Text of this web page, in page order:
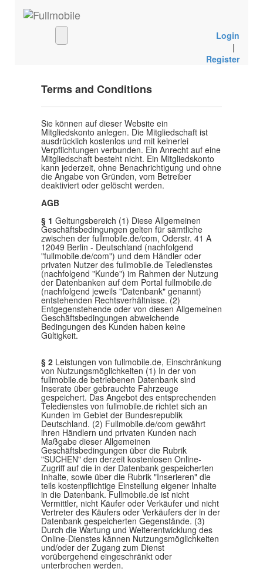
Login
|
Register
Terms and Conditions
Sie können auf dieser Website ein
Mitgliedskonto anlegen. Die Mitgliedschaft ist
ausdrücklich kostenlos und mit keinerlei
Verpflichtungen verbunden. Ein Anrecht auf eine
Mitgliedschaft besteht nicht. Ein Mitgliedskonto
kann jederzeit, ohne Benachrichtigung und ohne
die Angabe von Gründen, vom Betreiber
deaktiviert oder gelöscht werden.
AGB
§ 1 Geltungsbereich (1) Diese Allgemeinen
Geschäftsbedingungen gelten für sämtliche
zwischen der fullmobile.de/com, Oderstr. 41 A
12049 Berlin - Deutschland (nachfolgend
"fullmobile.de/com") und dem Händler oder
privaten Nutzer des fullmobile.de Teledienstes
(nachfolgend "Kunde") im Rahmen der Nutzung
der Datenbanken auf dem Portal fullmobile.de
(nachfolgend jeweils "Datenbank" genannt)
entstehenden Rechtsverhältnisse. (2)
Entgegenstehende oder von diesen Allgemeinen
Geschäftsbedingungen abweichende
Bedingungen des Kunden haben keine
Gültigkeit.
§ 2 Leistungen von fullmobile.de, Einschränkung
von Nutzungsmöglichkeiten (1) In der von
fullmobile.de betriebenen Datenbank sind
Inserate über gebrauchte Fahrzeuge
gespeichert. Das Angebot des entsprechenden
Teledienstes von fullmobile.de richtet sich an
Kunden im Gebiet der Bundesrepublik
Deutschland. (2) Fullmobile.de/com gewährt
ihren Händlern und privaten Kunden nach
Maßgabe dieser Allgemeinen
Geschäftsbedingungen über die Rubrik
"SUCHEN" den derzeit kostenlosen Online-
Zugriff auf die in der Datenbank gespeicherten
Inhalte, sowie über die Rubrik "Inserieren" die
teils kostenpflichtige Einstellung eigener Inhalte
in die Datenbank. Fullmobile.de ist nicht
Vermittler, nicht Käufer oder Verkäufer und nicht
Vertreter des Käufers oder Verkäufers der in der
Datenbank gespeicherten Gegenstände. (3)
Durch die Wartung und Weiterentwicklung des
Online-Dienstes kännen Nutzungsmöglichkeiten
und/oder der Zugang zum Dienst
vorübergehend eingeschränkt oder
unterbrochen werden.